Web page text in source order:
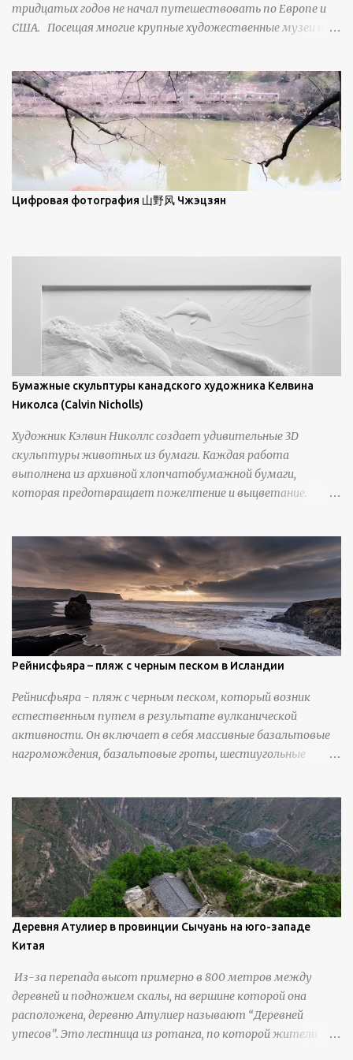
ниже; при более высокой солнечной позиции снег
демонстрирует матовое отражение. Эти
тридцатых годов не начал путешествовать по Европе и
США. Посещая многие крупные художественные музеи и
Брайан Шервин прокомментировал картины художника,
заявив, что "Такаюки Харада сочетает в себе классическую
элегантность живописи с реалиями современной жизни. В
некотором смысле, персонажи его картин предлагают
зрителям незаконченный рассказ, который усиливается его
уникальной манерой использования освещения". Для
просмотра всех работ, посетите страницу –
Цифровая фотография 山野风 Чжэцзян
Бумажные скульптуры канадского художника Келвина
Николса (Calvin Nicholls)
Художник Кэлвин Николлс создает удивительные 3D
скульптуры животных из бумаги. Каждая работа
выполнена из архивной хлопчатобумажной бумаги,
которая предотвращает пожелтение и выцветание.
инструменты для текстурирования, чтобы точно
вылепить каждую деталь. источник
https://calvinnicholls.com/
Рейнисфьяра – пляж с черным песком в Исландии
Рейнисфьяра - пляж с черным песком, который возник
естественным путем в результате вулканической
активности. Он включает в себя массивные базальтовые
нагромождения, базальтовые гроты, шестиугольные
Деревня Атулиер в провинции Сычуань на юго-западе
Китая
Из-за перепада высот примерно в 800 метров между
деревней и подножием скалы, на вершине которой она
расположена, деревню Атулиер называют “Деревней
утесов”. Это лестница из ротанга, по которой жители